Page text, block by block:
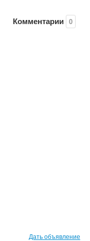
Комментарии 0
Дать объявление